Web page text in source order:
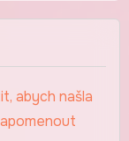
abych našla